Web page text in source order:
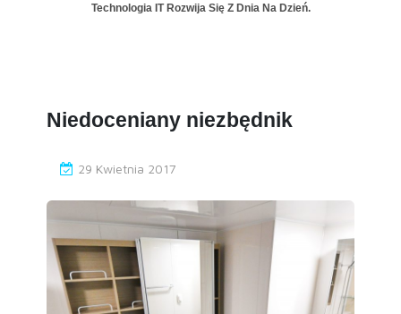
Technologia IT Rozwija Się Z Dnia Na Dzień.
Niedoceniany niezbędnik
29 Kwietnia 2017